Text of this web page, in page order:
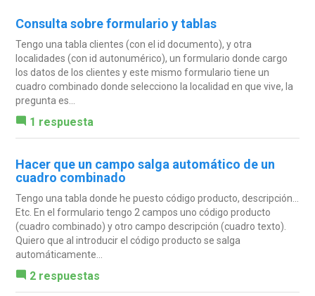
Consulta sobre formulario y tablas
Tengo una tabla clientes (con el id documento), y otra
localidades (con id autonumérico), un formulario donde cargo
los datos de los clientes y este mismo formulario tiene un
cuadro combinado donde selecciono la localidad en que vive, la
pregunta es...
1 respuesta
Hacer que un campo salga automático de un
cuadro combinado
Tengo una tabla donde he puesto código producto, descripción...
Etc. En el formulario tengo 2 campos uno código producto
(cuadro combinado) y otro campo descripción (cuadro texto).
Quiero que al introducir el código producto se salga
automáticamente...
2 respuestas